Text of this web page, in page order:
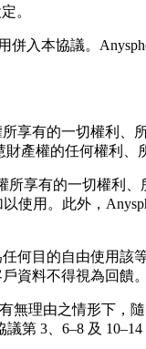
。
併入本協議。
享有的一切權利
產權的任何權利、
享有的一切權利
使用。此外，
任何目的自由使用
資料不得視為回饋。
理由之情形下，
第 3、6–8 及